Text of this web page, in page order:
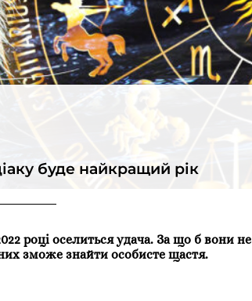
буде найкращий рік
році оселиться удача. За що б вони не
них зможе знайти особисте щастя.